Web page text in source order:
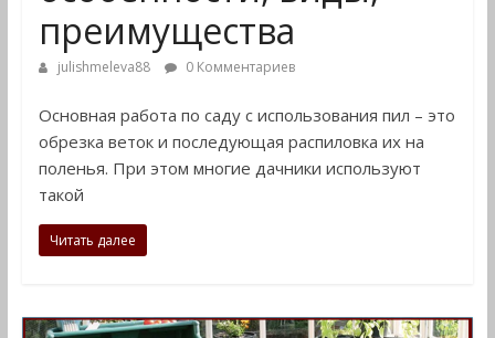
преимущества
julishmeleva88 0 Комментариев
Основная работа по саду с использования пил – это
обрезка веток и последующая распиловка их на
поленья. При этом многие дачники используют
такой
Читать далее